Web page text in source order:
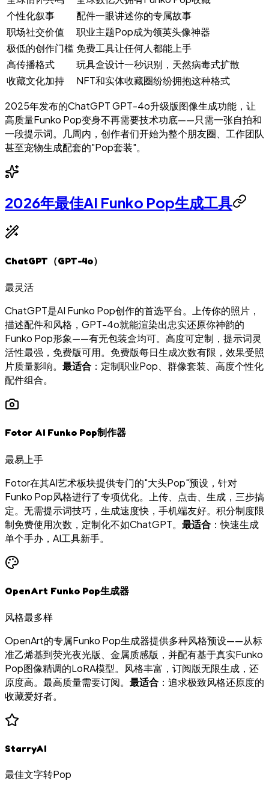
个性化叙事
配件一眼讲述你的专属故事
职场社交价值
职业主题Pop成为领英头像神器
极低的创作门槛 免费工具让任何人都能上手
高传播格式
玩具盒设计一秒识别，天然病毒式扩散
收藏文化加持
NFT和实体收藏圈纷纷拥抱这种格式
2025年发布的ChatGPT GPT-4o升级版图像生成功能，让
高质量Funko Pop变身不再需要技术功底——只需一张自拍和
一段提示词。几周内，创作者们开始为整个朋友圈、工作团队
甚至宠物生成配套的"Pop套装"。
2026年最佳AI Funko Pop生成工具
ChatGPT（GPT-4o）
最灵活
ChatGPT是AI Funko Pop创作的首选平台。上传你的照片，
描述配件和风格，GPT-4o就能渲染出忠实还原你神韵的
Funko Pop形象——有无包装盒均可。高度可定制，提示词灵
活性最强，免费版可用。免费版每日生成次数有限，效果受照
片质量影响。 最适合 ：定制职业Pop、群像套装、高度个性化
配件组合。
Fotor AI Funko Pop制作器
最易上手
Fotor在其AI艺术板块提供专门的"大头Pop"预设，针对
Funko Pop风格进行了专项优化。上传、点击、生成，三步搞
定。无需提示词技巧，生成速度快，手机端友好。积分制度限
制免费使用次数，定制化不如ChatGPT。 最适合 ：快速生成
单个手办，AI工具新手。
OpenArt Funko Pop生成器
风格最多样
OpenArt的专属Funko Pop生成器提供多种风格预设——从标
准乙烯基到荧光夜光版、金属质感版，并配有基于真实Funko
Pop图像精调的LoRA模型。风格丰富，订阅版无限生成，还
原度高。最高质量需要订阅。 最适合 ：追求极致风格还原度的
收藏爱好者。
StarryAI
最佳文字转Pop